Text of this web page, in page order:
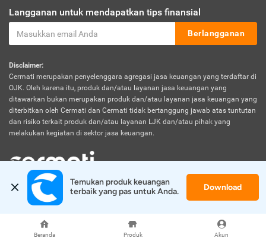
Beranda Produk Akun
Langganan untuk mendapatkan tips finansial
Berlangganan
Disclaimer:
Cermati merupakan penyelenggara agregasi jasa keuangan yang terdaftar di
OJK. Oleh karena itu, produk dan/atau layanan jasa keuangan yang
ditawarkan bukan merupakan produk dan/atau layanan jasa keuangan yang
diterbitkan oleh Cermati dan Cermati tidak bertanggung jawab atas tuntutan
dan risiko terkait produk dan/atau layanan LJK dan/atau pihak yang
melakukan kegiatan di sektor jasa keuangan.
© 2026 Cermati. All Rights Reserved.
Temukan produk keuangan
terbaik yang pas untuk Anda.
Download